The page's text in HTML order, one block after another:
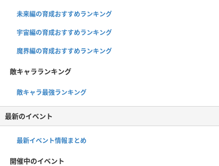
未来編の育成おすすめランキング
宇宙編の育成おすすめランキング
魔界編の育成おすすめランキング
敵キャラランキング
敵キャラ最強ランキング
最新のイベント
最新イベント情報まとめ
開催中のイベント